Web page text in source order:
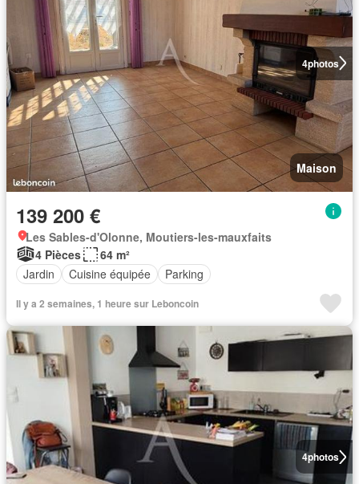
4photos
Maison
139 200 €
Les Sables-d'Olonne, Moutiers-les-mauxfaits
4 Pièces
64 m²
Jardin
Cuisine équipée Parking
Il y a 2 semaines, 1 heure sur Leboncoin
4photos